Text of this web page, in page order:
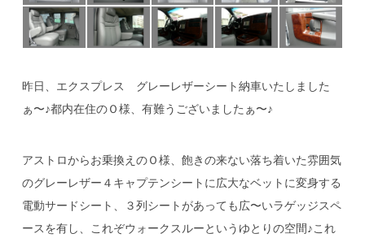
昨日、エクスプレス グレーレザーシート納車いたしました
ぁ〜♪都内在住のＯ様、有難うございましたぁ〜♪
アストロからお乗換えのＯ様、飽きの来ない落ち着いた雰囲気
のグレーレザー４キャプテンシートに広大なベットに変身する
電動サードシート、３列シートがあっても広〜いラゲッジスペ
ースを有し、これぞウォークスルーというゆとりの空間♪これ